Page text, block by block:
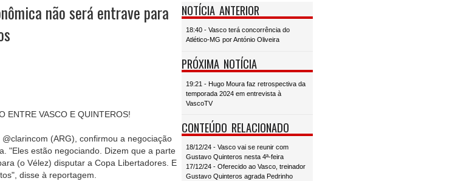
não será entrave para
ENTRE VASCO E QUINTEROS!
(ARG), confirmou a negociação
"Eles estão negociando. Dizem que a parte
(o Vélez) disputar a Copa Libertadores. E
disse à reportagem.
NOTÍCIA ANTERIOR
18:40 - Vasco terá concorrência do
Atlético-MG por António Oliveira
PRÓXIMA NOTÍCIA
19:21 - Hugo Moura faz retrospectiva da
temporada 2024 em entrevista à
VascoTV
CONTEÚDO RELACIONADO
18/12/24 - Vasco vai se reunir com
Gustavo Quinteros nesta 4ª-feira
17/12/24 - Oferecido ao Vasco, treinador
Gustavo Quinteros agrada Pedrinho